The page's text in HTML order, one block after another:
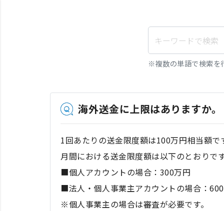
※複数の単語で検索を
海外送金に上限はありますか。
1回あたりの送金限度額は100万円相当額
月間における送金限度額は以下のとおりで
■個人アカウントの場合：300万円
■法人・個人事業主アカウントの場合：
※個人事業主の場合は審査が必要です。